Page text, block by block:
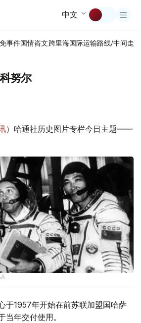
中文
事件国情咨文跨里海国际运输路线/中间走廊
努尔
）哈通社历史图片专栏今日主题——
于1957年开始在前苏联加盟国哈萨
当年交付使用。